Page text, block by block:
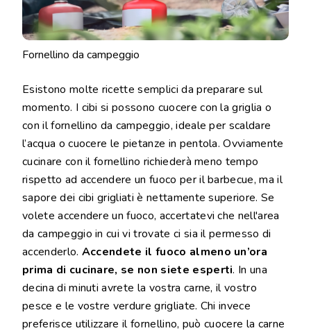
Fornellino da campeggio
Esistono molte ricette semplici da preparare sul
momento. I cibi si possono cuocere con la griglia o
con il fornellino da campeggio, ideale per scaldare
l’acqua o cuocere le pietanze in pentola. Ovviamente
cucinare con il fornellino richiederà meno tempo
rispetto ad accendere un fuoco per il barbecue, ma il
sapore dei cibi grigliati è nettamente superiore. Se
volete accendere un fuoco, accertatevi che nell'area
da campeggio in cui vi trovate ci sia il permesso di
accenderlo. Accendete il fuoco almeno un’ora
prima di cucinare, se non siete esperti. In una
decina di minuti avrete la vostra carne, il vostro
pesce e le vostre verdure grigliate. Chi invece
preferisce utilizzare il fornellino, può cuocere la carne